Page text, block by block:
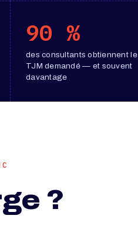
90 %
des consultants obtiennent le
TJM demandé — et souvent
davantage
?